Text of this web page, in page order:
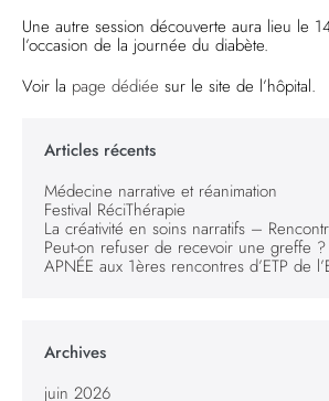
Une autre session découverte aura lieu le
l’occasion de la journée du diabète.
Voir la page dédiée sur le site de l’hôpital.
Articles récents
Médecine narrative et réanimation
Festival RéciThérapie
La créativité en soins narratifs –
Peut-on refuser de recevoir une greffe ?
APNÉE aux 1ères rencontres d’ETP de
Archives
juin 2026